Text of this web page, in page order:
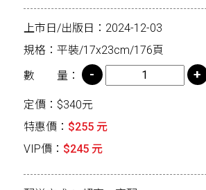
上市日/出版日：2024-12-03
規格：平裝/17x23cm/176頁
數 量：
定價：$340元
特惠價： $255 元
VIP價： $245 元